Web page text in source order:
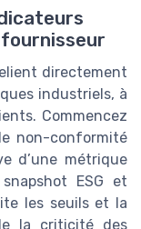
directement
industriels, à
Commencez
non-conformité
d’une métrique
ESG et
les seuils et la
la criticité des